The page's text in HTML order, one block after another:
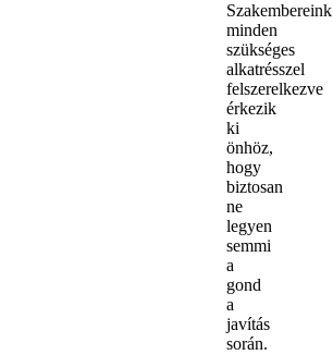
Szakembereink
minden
szükséges
alkatrésszel
felszerelkezve
érkezik
ki
önhöz,
hogy
biztosan
ne
legyen
semmi
a
gond
a
javítás
során.